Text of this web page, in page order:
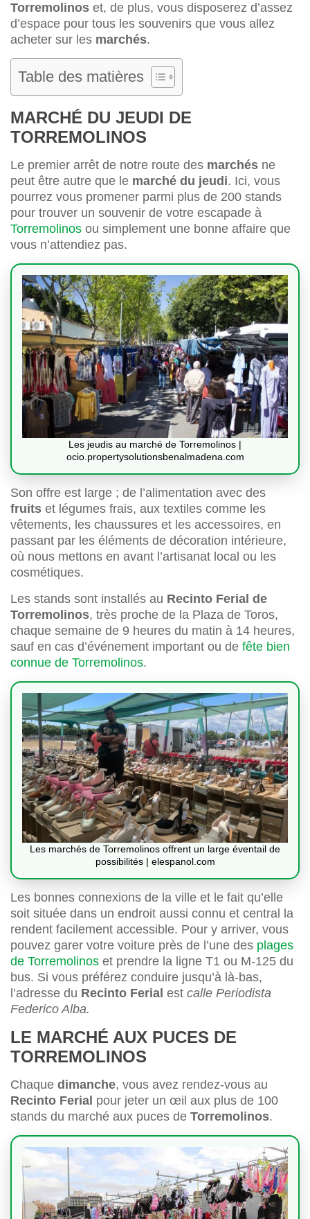
Torremolinos et, de plus, vous disposerez d’assez
d’espace pour tous les souvenirs que vous allez
acheter sur les marchés.
Table des matières
MARCHÉ DU JEUDI DE
TORREMOLINOS
Le premier arrêt de notre route des marchés ne
peut être autre que le marché du jeudi. Ici, vous
pourrez vous promener parmi plus de 200 stands
pour trouver un souvenir de votre escapade à
Torremolinos ou simplement une bonne affaire que
vous n’attendiez pas.
Les jeudis au marché de Torremolinos |
ocio.propertysolutionsbenalmadena.com
Son offre est large ; de l’alimentation avec des
fruits et légumes frais, aux textiles comme les
vêtements, les chaussures et les accessoires, en
passant par les éléments de décoration intérieure,
où nous mettons en avant l’artisanat local ou les
cosmétiques.
Les stands sont installés au Recinto Ferial de
Torremolinos, très proche de la Plaza de Toros,
chaque semaine de 9 heures du matin à 14 heures,
sauf en cas d’événement important ou de fête bien
connue de Torremolinos.
Les marchés de Torremolinos offrent un large éventail de
possibilités | elespanol.com
Les bonnes connexions de la ville et le fait qu’elle
soit située dans un endroit aussi connu et central la
rendent facilement accessible. Pour y arriver, vous
pouvez garer votre voiture près de l’une des plages
de Torremolinos et prendre la ligne T1 ou M-125 du
bus. Si vous préférez conduire jusqu’à là-bas,
l’adresse du Recinto Ferial est calle Periodista
Federico Alba.
LE MARCHÉ AUX PUCES DE
TORREMOLINOS
Chaque dimanche, vous avez rendez-vous au
Recinto Ferial pour jeter un œil aux plus de 100
stands du marché aux puces de Torremolinos.